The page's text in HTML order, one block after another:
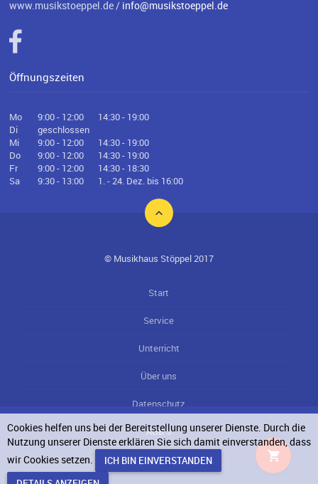
www.musikstoeppel.de / info@musikstoeppel.de
Öffnungszeiten
Mo 9:00 - 12:00
14:30 - 19:00
Di
geschlossen
Mi
9:00 - 12:00
14:30 - 19:00
Do
9:00 - 12:00
14:30 - 19:00
Fr
9:00 - 12:00
14:30 - 18:30
Sa
9:30 - 13:00 1. - 24. Dez. bis 16:00
© Musikhaus Stöppel 2017
Start
Service
Unterricht
Über uns
Datenschutz
AGB`s
Impressum
Cookies helfen uns bei der Bereitstellung unserer Dienste. Durch die
Nutzung unserer Dienste erklären Sie sich damit einverstanden, dass
wir Cookies setzen.